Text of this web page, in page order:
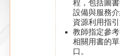
程，包括圖書
設備與服務
資源利用指引
教師指定參
相關用書的
口。